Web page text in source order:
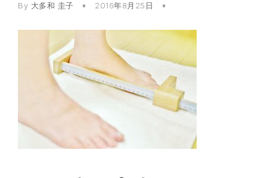
By 大多和 圭子 2016年8月25日